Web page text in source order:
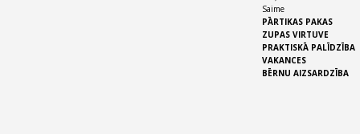
Saime
PĀRTIKAS PAKAS
ZUPAS VIRTUVE
PRAKTISKĀ PALĪDZĪBA
VAKANCES
BĒRNU AIZSARDZĪBA